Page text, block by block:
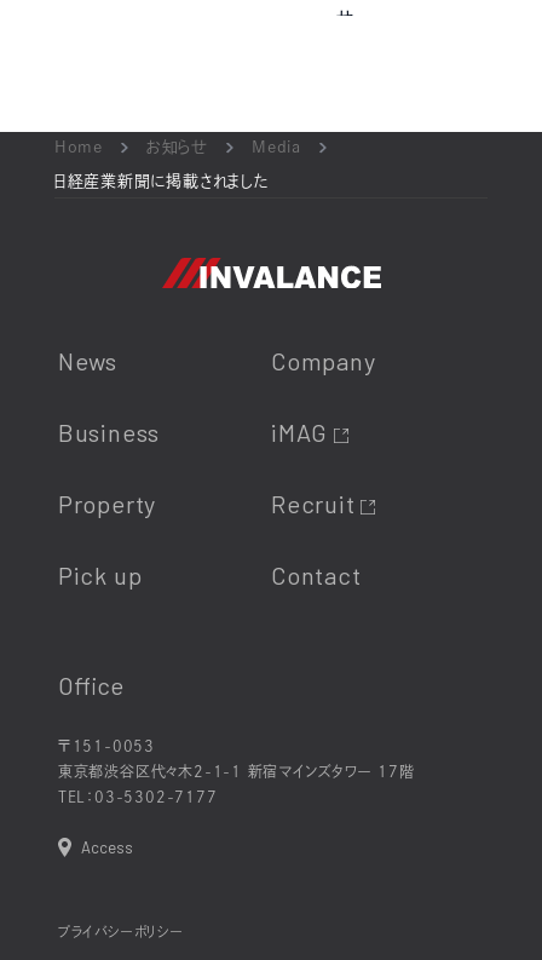
せ
Home お知らせ Media
日経産業新聞に掲載されました
News
Business
Property
Pick up
Company
iMAG
Recruit
Contact
Office
〒151-0053
東京都渋谷区代々木2-1-1 新宿マインズタワー 17階
TEL： 03-5302-7177
Access
プライバシーポリシー